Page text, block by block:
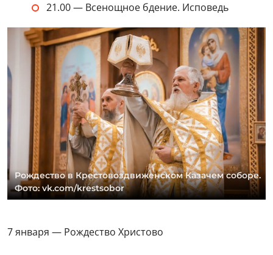
21.00 — Всенощное бдение. Исповедь
Рождество в Крестовоздвиженском Казачем соборе.
Фото: vk.com/krestsobor
7 января — Рождество Христово